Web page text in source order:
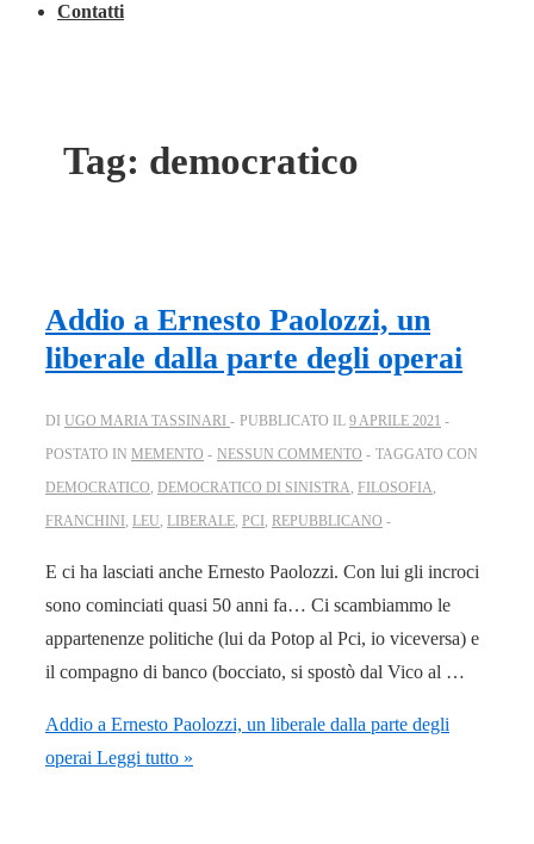
Contatti
Tag: democratico
Addio a Ernesto Paolozzi, un
liberale dalla parte degli operai
DI UGO MARIA TASSINARI PUBBLICATO IL 9 APRILE 2021
POSTATO IN MEMENTO NESSUN COMMENTO
TAGGATO CON
DEMOCRATICO, DEMOCRATICO DI SINISTRA, FILOSOFIA,
FRANCHINI , LEU, LIBERALE, PCI , REPUBBLICANO
E ci ha lasciati anche Ernesto Paolozzi. Con lui gli incroci
sono cominciati quasi 50 anni fa… Ci scambiammo le
appartenenze politiche (lui da Potop al Pci, io viceversa) e
il compagno di banco (bocciato, si spostò dal Vico al …
Addio a Ernesto Paolozzi, un liberale dalla parte degli
operai Leggi tutto »